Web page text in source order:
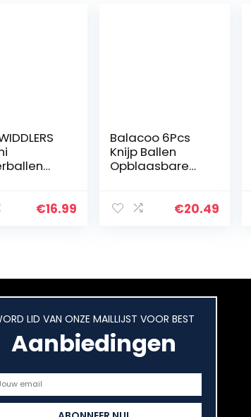
en €16.99
Balacoo 6Pcs
Knijp Ballen
Opblaasbare
Dieren
€20.49
LID VAN ONZE MAILLIJST VOOR BEST
Aanbiedingen